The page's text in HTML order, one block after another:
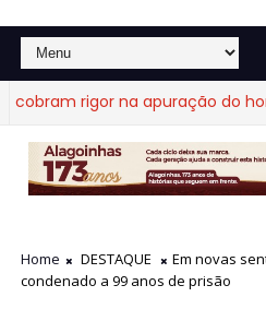
rigor na apuração do
Home DESTAQUE
Em novas
condenado a 99 anos de prisão